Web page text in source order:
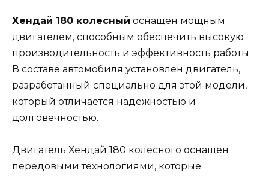
Хендай 180 колесный оснащен мощным
двигателем, способным обеспечить высокую
производительность и эффективность работы.
В составе автомобиля установлен двигатель,
разработанный специально для этой модели,
который отличается надежностью и
долговечностью.
Двигатель Хендай 180 колесного оснащен
передовыми технологиями, которые